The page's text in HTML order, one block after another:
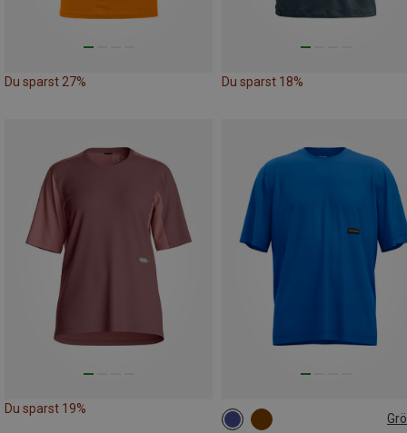
Du sparst 27% Du sparst 18%
Du sparst 19%
S M